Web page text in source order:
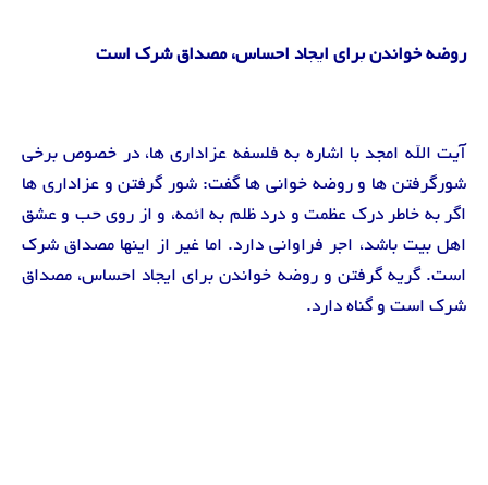
روضه خواندن برای ایجاد احساس، مصداق شرک است
آیت الله امجد با اشاره به فلسفه عزاداری ها، در خصوص برخی
شورگرفتن ها و روضه خوانی ها گفت: شور گرفتن و عزاداری ها
اگر به خاطر درک عظمت و درد ظلم به ائمه، و از روی حب و عشق
اهل بیت باشد، اجر فراوانی دارد. اما غیر از اینها مصداق شرک
است. گریه گرفتن و روضه خواندن برای ایجاد احساس، مصداق
شرک است و گناه دارد.